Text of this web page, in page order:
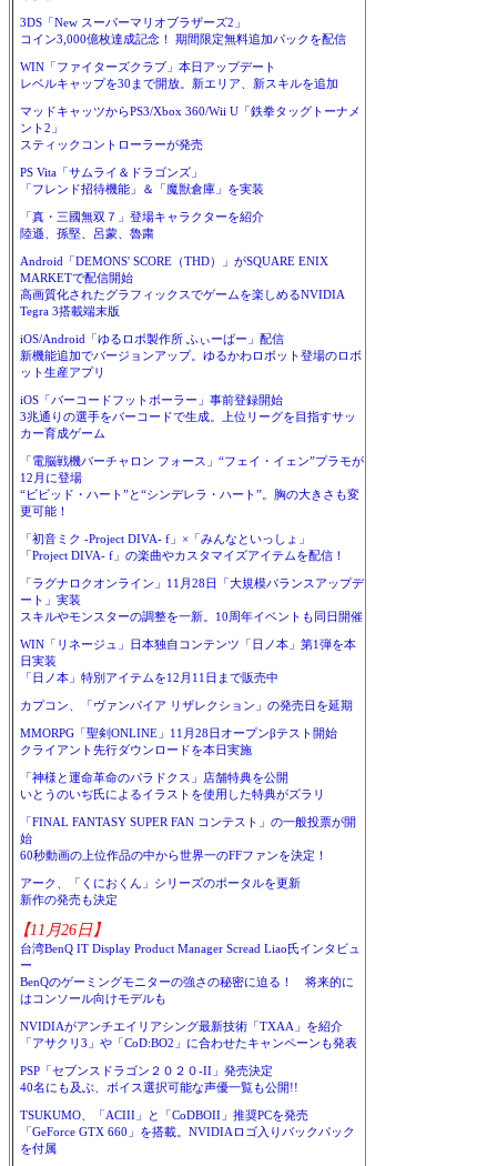
3DS「New スーパーマリオブラザーズ2」
コイン3,000億枚達成記念！ 期間限定無料追加パックを配信
WIN「ファイターズクラブ」本日アップデート
レベルキャップを30まで開放。新エリア、新スキルを追加
マッドキャッツからPS3/Xbox 360/Wii U「鉄拳タッグトーナメ
ント2」
スティックコントローラーが発売
PS Vita「サムライ＆ドラゴンズ」
「フレンド招待機能」＆「魔獣倉庫」を実装
「真・三國無双７」登場キャラクターを紹介
陸遜、孫堅、呂蒙、魯粛
Android「DEMONS' SCORE（THD）」がSQUARE ENIX
MARKETで配信開始
高画質化されたグラフィックスでゲームを楽しめるNVIDIA
Tegra 3搭載端末版
iOS/Android「ゆるロボ製作所 ふぃーばー」配信
新機能追加でバージョンアップ。ゆるかわロボット登場のロボ
ット生産アプリ
iOS「バーコードフットボーラー」事前登録開始
3兆通りの選手をバーコードで生成。上位リーグを目指すサッ
カー育成ゲーム
「電脳戦機バーチャロン フォース」“フェイ・イェン”プラモが
12月に登場
“ビビッド・ハート”と“シンデレラ・ハート”。胸の大きさも変
更可能！
「初音ミク -Project DIVA- f」×「みんなといっしょ」
「Project DIVA- f」の楽曲やカスタマイズアイテムを配信！
「ラグナロクオンライン」11月28日「大規模バランスアップデ
ート」実装
スキルやモンスターの調整を一新。10周年イベントも同日開催
WIN「リネージュ」日本独自コンテンツ「日ノ本」第1弾を本
日実装
「日ノ本」特別アイテムを12月11日まで販売中
カプコン、「ヴァンパイア リザレクション」の発売日を延期
MMORPG「聖剣ONLINE」11月28日オープンβテスト開始
クライアント先行ダウンロードを本日実施
「神様と運命革命のパラドクス」店舗特典を公開
いとうのいぢ氏によるイラストを使用した特典がズラリ
「FINAL FANTASY SUPER FAN コンテスト」の一般投票が開
始
60秒動画の上位作品の中から世界一のFFファンを決定！
アーク、「くにおくん」シリーズのポータルを更新
新作の発売も決定
【11月26日】
台湾BenQ IT Display Product Manager Scread Liao氏インタビュ
ー
BenQのゲーミングモニターの強さの秘密に迫る！ 将来的に
はコンソール向けモデルも
NVIDIAがアンチエイリアシング最新技術「TXAA」を紹介
「アサクリ3」や「CoD:BO2」に合わせたキャンペーンも発表
PSP「セブンスドラゴン２０２０-II」発売決定
40名にも及ぶ、ボイス選択可能な声優一覧も公開!!
TSUKUMO、「ACIII」と「CoDBOII」推奨PCを発売
「GeForce GTX 660」を搭載。NVIDIAロゴ入りバックパック
を付属